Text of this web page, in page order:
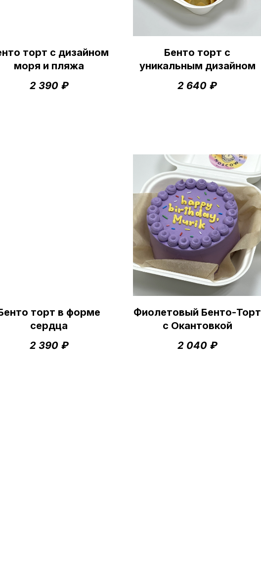
торт с дизайном
моря и пляжа
2 390 ₽
Бенто торт с
уникальным дизайном
2 640 ₽
торт в форме
сердца
2 390 ₽
Фиолетовый Бенто-Торт
с Окантовкой
2 040 ₽